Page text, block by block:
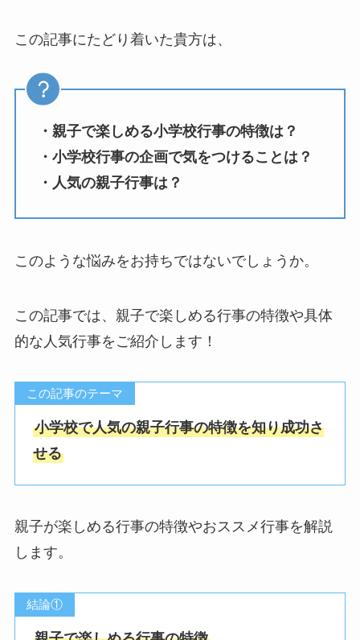
この記事にたどり着いた貴方は、
・親子で楽しめる小学校行事の特徴は？
・小学校行事の企画で気をつけることは？
・人気の親子行事は？
このような悩みをお持ちではないでしょうか。
この記事では、親子で楽しめる行事の特徴や具体
的な人気行事をご紹介します！
この記事のテーマ
小学校で人気の親子行事の特徴を知り成功さ
せる
親子が楽しめる行事の特徴やおススメ行事を解説
します。
結論①